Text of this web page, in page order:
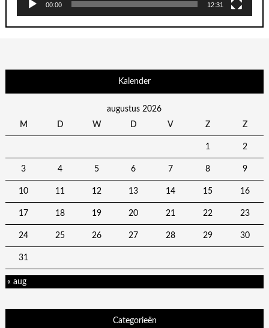
00:00 12:31
Kalender
augustus 2026
M
D W D V Z Z
1 2
3 4 5 6 7 8 9
10 11 12 13 14 15 16
17 18 19 20 21 22 23
24 25 26 27 28 29 30
31
« aug
Categorieën